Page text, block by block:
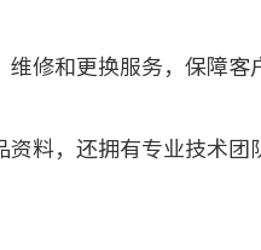
和更换服务，保障客
，还拥有专业技术团